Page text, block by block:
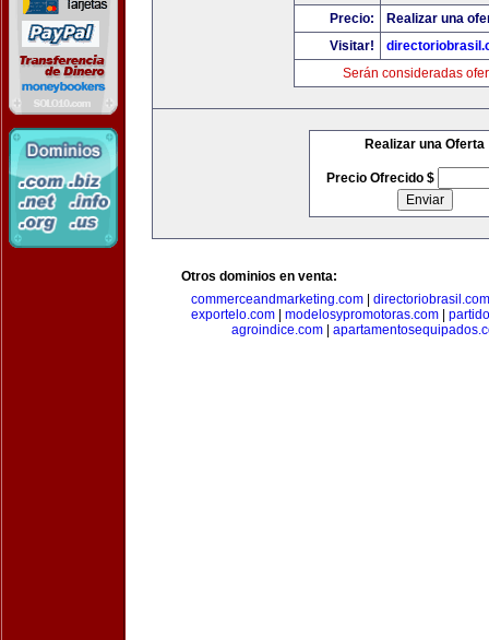
Precio:
Realizar una
Visitar!
Serán consideradas
Realizar una Oferta
Precio Ofrecido $
Otros dominios en venta:
commerceandmarketing.com| directoriobrasil.com
exportelo.com
modelosypromotoras.com
agroindice.com